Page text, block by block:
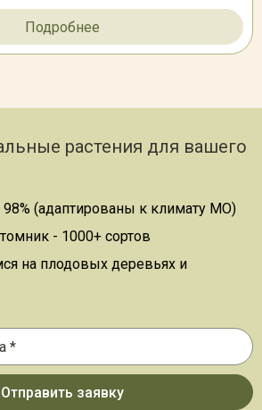
Подробнее
растения для вашего
(адаптированы к климату МО)
- 1000+ сортов
на плодовых деревьях и